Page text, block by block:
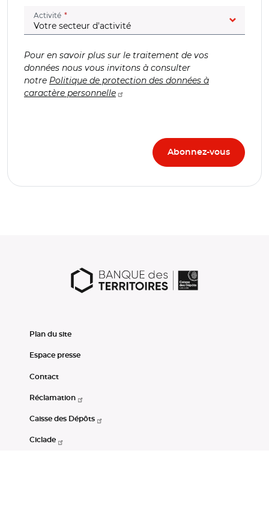
Activité (champ obligatoire)
Pour en savoir plus sur le traitement de vos
données nous vous invitons à consulter
notre Politique de protection des données à
caractère personnelle
Plan du site
Espace presse
Contact
Réclamation
Caisse des Dépôts
Ciclade